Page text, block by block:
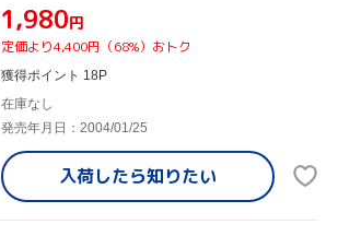
¥1,980円
定価より4,400円（68%）おトク
獲得ポイント 18P
在庫なし
発売年月日：2004/01/25
入荷したら知りたい